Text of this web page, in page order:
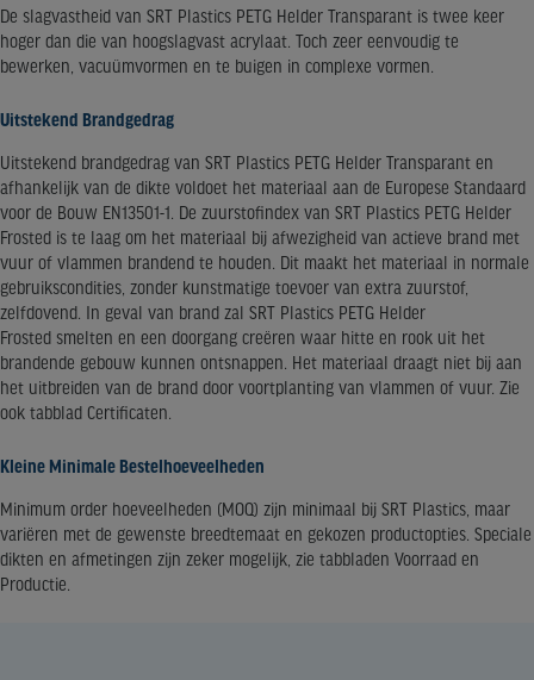
De slagvastheid van SRT Plastics PETG Helder Transparant is twee keer
hoger dan die van hoogslagvast acrylaat. Toch zeer eenvoudig te
bewerken, vacuümvormen en te buigen in complexe vormen.
Uitstekend Brandgedrag
Uitstekend brandgedrag van SRT Plastics PETG Helder Transparant en
afhankelijk van de dikte voldoet het materiaal aan de Europese Standaard
voor de Bouw EN13501-1. De zuurstofindex van SRT Plastics PETG Helder
Frosted is te laag om het materiaal bij afwezigheid van actieve brand met
vuur of vlammen brandend te houden. Dit maakt het materiaal in normale
gebruikscondities, zonder kunstmatige toevoer van extra zuurstof,
zelfdovend. In geval van brand zal SRT Plastics PETG Helder
Frosted smelten en een doorgang creëren waar hitte en rook uit het
brandende gebouw kunnen ontsnappen. Het materiaal draagt niet bij aan
het uitbreiden van de brand door voortplanting van vlammen of vuur. Zie
ook tabblad Certificaten.
Kleine Minimale Bestelhoeveelheden
Minimum order hoeveelheden (MOQ) zijn minimaal bij SRT Plastics, maar
variëren met de gewenste breedtemaat en gekozen productopties. Speciale
dikten en afmetingen zijn zeker mogelijk, zie tabbladen Voorraad en
Productie.